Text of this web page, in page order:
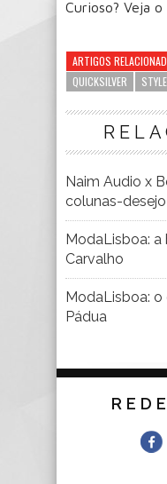
Curioso? Veja o
ARTIGOS
QUICKSILVER
STYLE
Naim Audio x
colunas-desejo
ModaLisboa: a
Carvalho
ModaLisboa:
Pádua